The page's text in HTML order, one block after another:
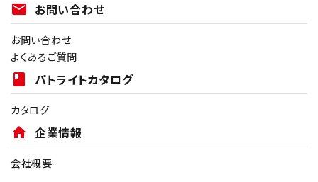
mail お問い合わせ
お問い合わせ
よくあるご質問
book パトライトカタログ
カタログ
home 企業情報
会社概要